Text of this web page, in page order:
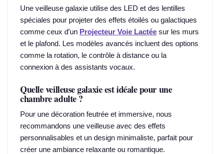
Une veilleuse galaxie utilise des LED et des lentilles
spéciales pour projeter des effets étoilés ou galactiques
comme ceux d’un Projecteur Voie Lactée sur les murs
et le plafond. Les modèles avancés incluent des options
comme la rotation, le contrôle à distance ou la
connexion à des assistants vocaux.
Quelle veilleuse galaxie est idéale pour une
chambre adulte ?
Pour une décoration feutrée et immersive, nous
recommandons une veilleuse avec des effets
personnalisables et un design minimaliste, parfait pour
créer une ambiance relaxante ou romantique.